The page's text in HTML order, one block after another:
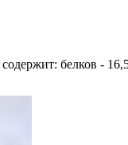
белков -